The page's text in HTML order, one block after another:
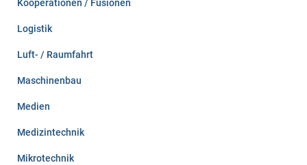
Kooperationen / Fusionen
Logistik
Luft- / Raumfahrt
Maschinenbau
Medien
Medizintechnik
Mikrotechnik